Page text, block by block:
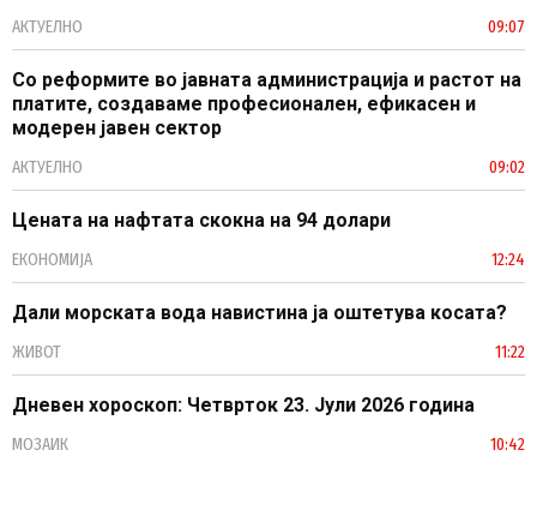
АКТУЕЛНО 09:07
Со реформите во јавната администрација и растот на
платите, создаваме професионален, ефикасен и
модерен јавен сектор
АКТУЕЛНО 09:02
Цената на нафтата скокна на 94 долари
ЕКОНОМИЈА 12:24
Дали морската вода навистина ја оштетува косата?
ЖИВОТ 11:22
Дневен хороскоп: Четврток 23. Јули 2026 година
МОЗАИК 10:42